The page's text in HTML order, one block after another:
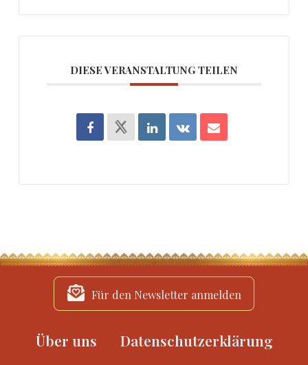
DIESE VERANSTALTUNG TEILEN
Für den Newsletter anmelden
Über uns Datenschutzerklärung